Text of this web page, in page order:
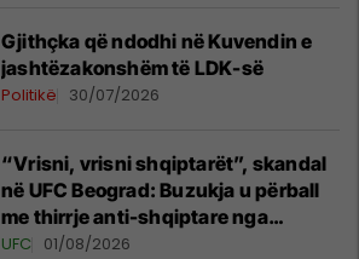
Gjithçka që ndodhi në Kuvendin e
jashtëzakonshëm të LDK-së
Politikë 30/07/2026
“Vrisni, vrisni shqiptarët”, skandal
në UFC Beograd: Buzukja u përball
me thirrje anti-shqiptare nga
tribunat
UFC 01/08/2026